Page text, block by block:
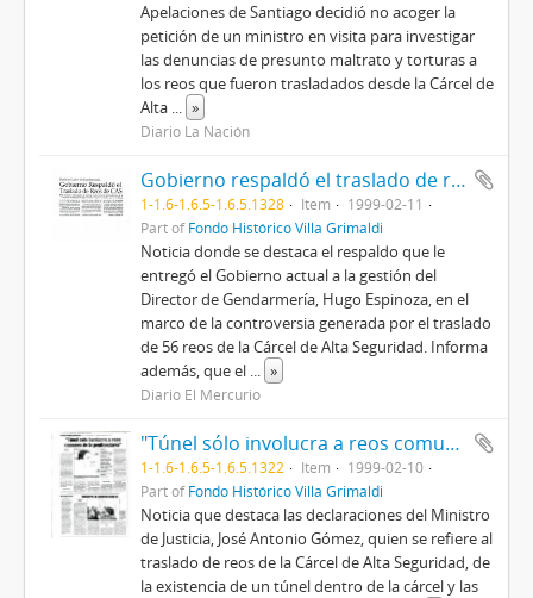
Apelaciones de Santiago decidió no acoger la
petición de un ministro en visita para investigar
las denuncias de presunto maltrato y torturas a
los reos que fueron trasladados desde la Cárcel de
Alta ... »
Diario La Nación
Gobierno respaldó el traslado de reos de CAS
1-1.6-1.6.5-1.6.5.1328 Item
1999-02-11
Part ofFondo Histórico Villa Grimaldi
Noticia donde se destaca el respaldo que le
entregó el Gobierno actual a la gestión del
Director de Gendarmería, Hugo Espinoza, en el
marco de la controversia generada por el traslado
de 56 reos de la Cárcel de Alta Seguridad. Informa
además, que el ... »
Diario El Mercurio
"Túnel sólo involucra a reos comunes de la penitenciaría"
1-1.6-1.6.5-1.6.5.1322 Item
1999-02-10
Part ofFondo Histórico Villa Grimaldi
Noticia que destaca las declaraciones del Ministro
de Justicia, José Antonio Gómez, quien se refiere al
traslado de reos de la Cárcel de Alta Seguridad, de
la existencia de un túnel dentro de la cárcel y las